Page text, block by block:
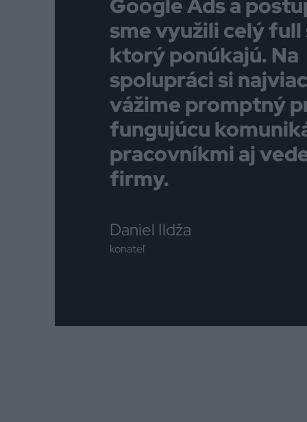
Google Ads a
sme využili celý full
ktorý ponúkajú. Na
spolupráci si najviac
vážime promptný
fungujúcu
pracovníkmi aj
firmy.
Daniel Ildža
konateľ